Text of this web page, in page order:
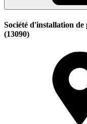
Société d'installation
(13090)